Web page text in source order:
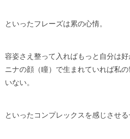
といったフレーズは累の心情。
容姿さえ整って入ればもっと自分は好
ニナの顔（瞳）で生まれていれば私
いない。
といったコンプレックスを感じさせる